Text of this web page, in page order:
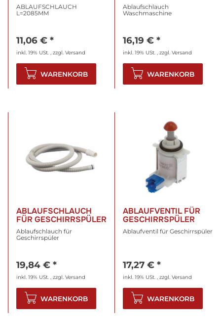
ABLAUFSCHLAUCH
L=2085MM
11,06 € *
inkl. 19% USt. , zzgl. Versand
WARENKORB
Ablaufschlauch
Waschmaschine
16,19 € *
inkl. 19% USt. , zzgl. Versand
WARENKORB
ABLAUFSCHLAUCH
FÜR GESCHIRRSPÜLER
Ablaufschlauch für
Geschirrspüler
19,84 € *
inkl. 19% USt. , zzgl. Versand
WARENKORB
ABLAUFVENTIL FÜR
GESCHIRRSPÜLER
Ablaufventil für Geschirrspüler
17,27 € *
inkl. 19% USt. , zzgl. Versand
WARENKORB